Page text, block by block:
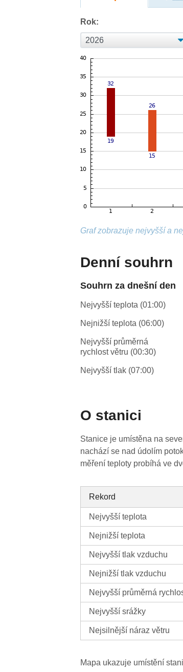
Rok:
Graf zobrazuje nejvyšší a
Denní souhrn
Souhrn za dnešní den
Nejvyšší teplota (01:00)
Nejnižší teplota (06:00)
Nejvyšší průměrná
rychlost větru (00:30)
Nejvyšší tlak (07:00)
O stanici
Stanice je umístěna na
nachází se nad údolím
měření teploty probíhá ve
Rekord
Nejvyšší teplota
Nejnižší teplota
Nejvyšší tlak vzduchu
Nejnižší tlak vzduchu
Nejvyšší průměrná
Nejvyšší srážky
Nejsilnější náraz větru
Mapa ukazuje umístění